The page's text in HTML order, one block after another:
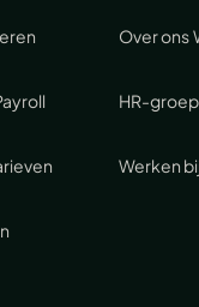
Over ons
HR-groep
Werken